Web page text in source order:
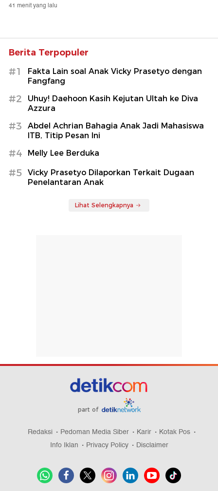
41 menit yang lalu
Berita Terpopuler
#1
Fakta Lain soal Anak Vicky Prasetyo dengan
Fangfang
#2
Uhuy! Daehoon Kasih Kejutan Ultah ke Diva
Azzura
#3
Abdel Achrian Bahagia Anak Jadi Mahasiswa
ITB, Titip Pesan Ini
#4 Melly Lee Berduka
#5
Vicky Prasetyo Dilaporkan Terkait Dugaan
Penelantaran Anak
Lihat Selengkapnya
part of
Redaksi Pedoman Media Siber Karir
Kotak Pos
Info Iklan
Privacy Policy Disclaimer